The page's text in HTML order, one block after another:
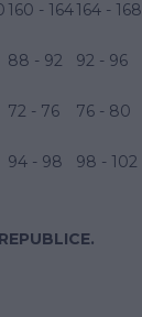
160 - 164164 - 168
88 - 92 92 - 96
72 - 76 76 - 80
94 - 98 98 - 102